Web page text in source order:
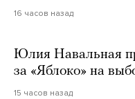
16 часов назад
Юлия Навальная
за «Яблоко» на
15 часов назад